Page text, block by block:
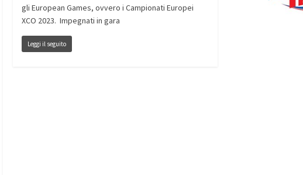
gli European Games, ovvero i Campionati Europei
XCO 2023. Impegnati in gara
Leggi il seguito